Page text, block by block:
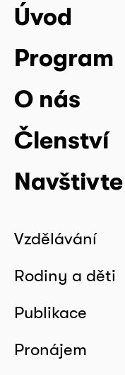
Úvod
Program
O nás
Členství
Vzdělávání
Rodiny a děti
Publikace
Pronájem